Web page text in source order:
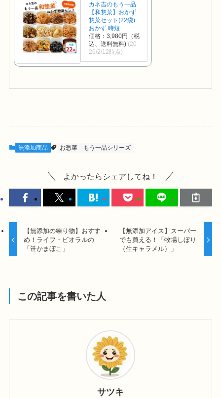
カネ吉のもう一品
【和惣菜】おかず
惣菜セット(22袋)
おかず 時短
価格：3,980円（税
込、送料無料) (20
26/2/12時点)
無添加商品 お惣菜 もう一品シリーズ
よかったらシェアしてね！
【無添加の練り物】おすす
め！ライフ・ビオラルの
「笹かまぼこ」
【無添加アイス】スーパー
でも買える！「牧場しぼり
（生キャラメル）」
この記事を書いた人
サツキ